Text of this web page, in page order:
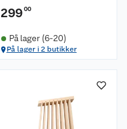
29900
På lager (6-20)
På lager i 2 butikker